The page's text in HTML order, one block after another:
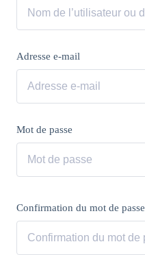
Adresse e-mail
Mot de passe
Confirmation du mot de passe